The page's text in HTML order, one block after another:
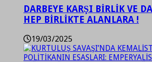
DARBEYE KARŞI BİRLİK VE
HEP BİRLİKTE ALANLARA !
19/03/2025